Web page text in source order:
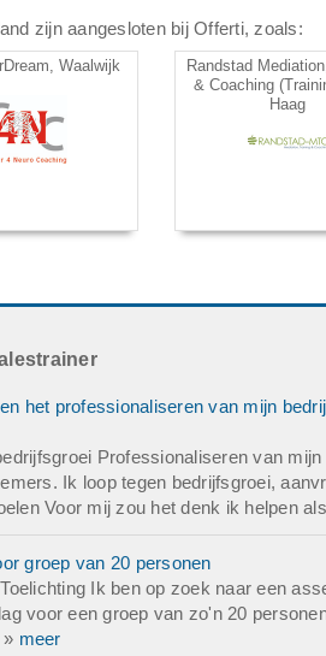
zijn aangesloten bij Offerti, zoals:
Waalwijk
Randstad
& Coaching
Haag
het professionaliseren van mijn
Professionaliseren van mijn
Ik loop tegen bedrijfsgroei,
Voor mij zou het denk ik helpen
groep van 20 personen
Ik ben op zoek naar een
voor een groep van zo'n 20
meer